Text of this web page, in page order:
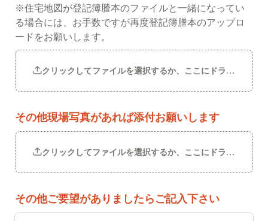
※住宅地図が登記簿謄本のファイルと一緒になってい
る場合には、お手数ですが再度登記簿謄本のアップロ
ードをお願いします。
クリックしてファイルを選択するか、ここにドラッグして
その他現場写真があれば添付お願いします
クリックしてファイルを選択するか、ここにドラッグして
その他ご要望がありましたらご記入下さい